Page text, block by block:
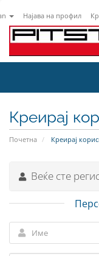
Најава на профил
Креирај
Почетна Креирај
Веќе сте